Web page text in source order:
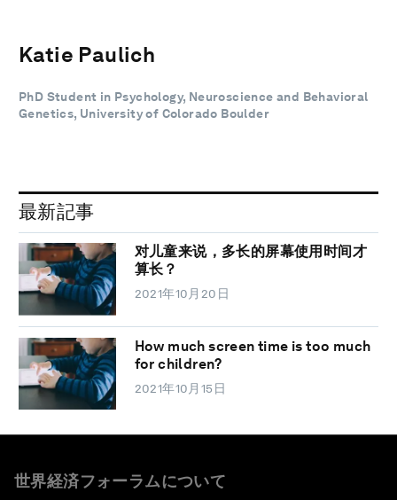
Katie Paulich
PhD Student in Psychology, Neuroscience and Behavioral
Genetics, University of Colorado Boulder
最新記事
对儿童来说，多长的屏幕使用时间才
算长？
2021年10月20日
How much screen time is too much
for children?
2021年10月15日
世界経済フォーラムについて